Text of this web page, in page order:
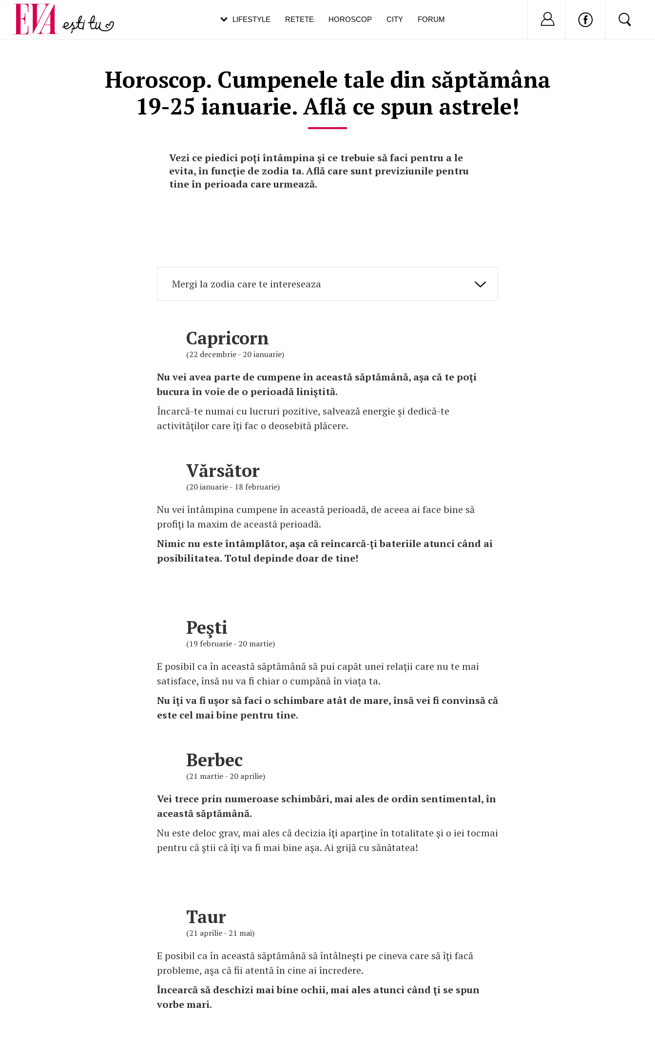
Horoscop. Cumpenele tale din săptămâna
19-25 ianuarie. Află ce spun astrele!
Vezi ce piedici poţi întâmpina şi ce trebuie să faci pentru a le
evita, în funcţie de zodia ta. Află care sunt previziunile pentru
tine în perioada care urmează.
Capricorn
(22 decembrie - 20 ianuarie)
Nu vei avea parte de cumpene în această săptămână, aşa că te poţi
bucura în voie de o perioadă liniştită.
Încarcă-te numai cu lucruri pozitive, salvează energie şi dedică-te
activităţilor care îţi fac o deosebită plăcere.
Vărsător
(20 ianuarie - 18 februarie)
Nu vei întâmpina cumpene în această perioadă, de aceea ai face bine să
profiţi la maxim de această perioadă.
Nimic nu este întâmplător, aşa că reîncarcă-ţi bateriile atunci când ai
posibilitatea. Totul depinde doar de tine!
Peşti
(19 februarie - 20 martie)
E posibil ca în această săptămână să pui capăt unei relaţii care nu te mai
satisface, însă nu va fi chiar o cumpănă în viaţa ta.
Nu îţi va fi uşor să faci o schimbare atât de mare, însă vei fi convinsă că
este cel mai bine pentru tine.
Berbec
(21 martie - 20 aprilie)
Vei trece prin numeroase schimbări, mai ales de ordin sentimental, în
această săptămână.
Nu este deloc grav, mai ales că decizia îţi aparţine în totalitate şi o iei tocmai
pentru că ştii că îţi va fi mai bine aşa. Ai grijă cu sănătatea!
Taur
(21 aprilie - 21 mai)
E posibil ca în această săptămână să întâlneşti pe cineva care să îţi facă
probleme, aşa că fii atentă în cine ai încredere.
Încearcă să deschizi mai bine ochii, mai ales atunci când ţi se spun
vorbe mari.
LIFESTYLE RETETE HOROSCOP CITY FORUM Nu ai cont?
Carieră
Actualitate
pe măsură ce înaintezi în vârstă